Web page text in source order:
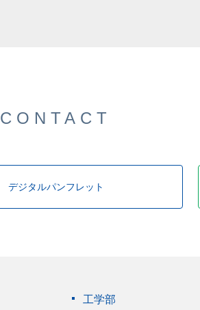
CONTACT
デジタルパンフレット
工学部